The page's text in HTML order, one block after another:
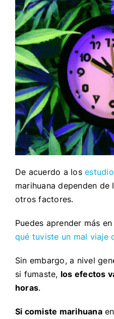
De acuerdo a los
marihuana dependen
otros factores.
Puedes aprender más
qué tuviste un mal viaje
Sin embargo, a nivel
si fumaste, los efectos
horas.
Si comiste marihuanaen